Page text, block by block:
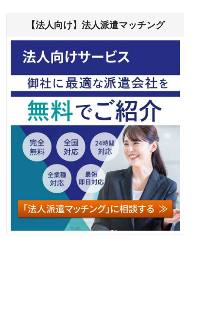
業者認定
新宿の登録拠点
〇：新宿駅すぐ
【法人向け】法人派遣マッチング